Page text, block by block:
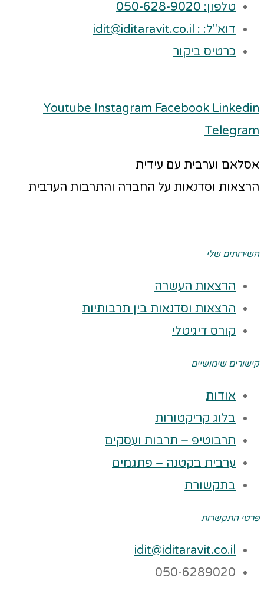
טלפון: 050-628-9020
דוא"ל: : idit@iditaravit.co.il
כרטיס ביקור
Youtube Instagram Facebook Linkedin
Telegram
אסלאם וערבית עם עידית
הרצאות וסדנאות על החברה והתרבות הערבית
השירותים שלי
הרצאות העשרה
הרצאות וסדנאות בין תרבותיות
קורס דיגיטלי
קישורים שימושיים
אודות
בלוג קריקטורות
תרבוטיפ – תרבות ועסקים
ערבית בקטנה – פתגמים
בתקשורת
פרטי התקשרות
idit@iditaravit.co.il
050-6289020